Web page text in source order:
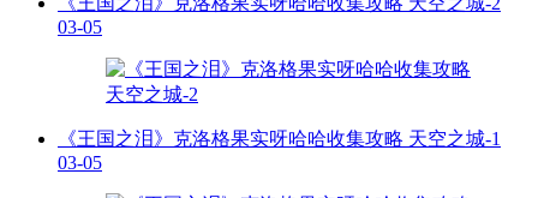
03-05
《王国之泪》克洛格果实呀哈哈收集攻略 天空之城-1
03-05